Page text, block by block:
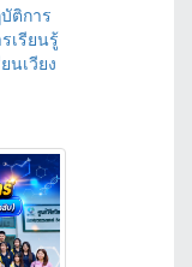
ติการ
เรียนรู้
นเวียง